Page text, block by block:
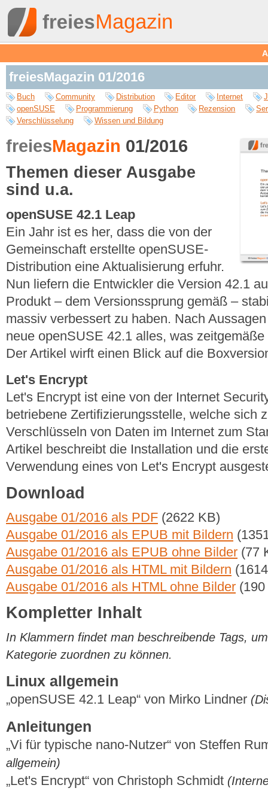
freiesMagazin 01/2016
Buch Community Distribution Editor Internet
openSUSE
Programmierung Python Rezension
Verschlüsselung
Wissen und Bildung
freiesMagazin 01/2016
Themen dieser Ausgabe
sind u.a.
openSUSE 42.1 Leap
Ein Jahr ist es her, dass die von der
Gemeinschaft erstellte openSUSE-
Distribution eine Aktualisierung erfuhr.
Nun liefern die Entwickler die Version 42.1
Produkt – dem Versionssprung gemäß –
massiv verbessert zu haben. Nach
neue openSUSE 42.1 alles, was
Der Artikel wirft einen Blick auf die
Let's Encrypt
Let's Encrypt ist eine von der Internet
betriebene Zertifizierungsstelle, welche sich
Verschlüsseln von Daten im Internet zum
Artikel beschreibt die Installation und die
Verwendung eines von Let's Encrypt
Download
Ausgabe 01/2016 als PDF (2622 KB)
Ausgabe 01/2016 als EPUB mit Bildern
Ausgabe 01/2016 als EPUB ohne Bilder (77
Ausgabe 01/2016 als HTML mit Bildern
Ausgabe 01/2016 als HTML ohne Bilder
Kompletter Inhalt
In Klammern findet man beschreibende Tags,
Kategorie zuordnen zu können.
Linux allgemein
„openSUSE 42.1 Leap“ von Mirko Lindner
Anleitungen
„Vi für typische nano-Nutzer“ von Steffen
allgemein)
„Let's Encrypt“ von Christoph Schmidt